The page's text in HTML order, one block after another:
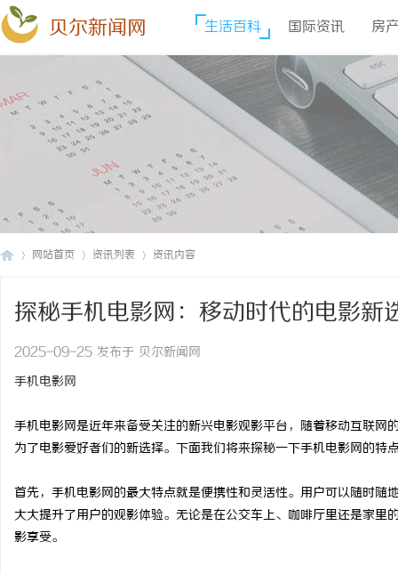
贝尔新闻网 生活百科 国际资讯 房
网站首页 资讯列表 资讯内容
探秘手机电影网：移动时代的电影新
2025-09-25 发布于 贝尔新闻网
手机电影网
手机电影网是近年来备受关注的新兴电影观影平台，随着移动互联
为了电影爱好者们的新选择。下面我们将来探秘一下手机电影网的特
首先，手机电影网的最大特点就是便携性和灵活性。用户可以随时
大大提升了用户的观影体验。无论是在公交车上、咖啡厅里还是家
影享受。